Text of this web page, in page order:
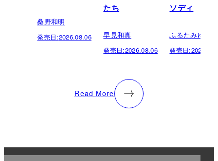
桑野和明
発売日:2026.08.06
たち
早見和真
発売日:2026.08.06
ソディ
ふるたみゆき
発売日:
Read More